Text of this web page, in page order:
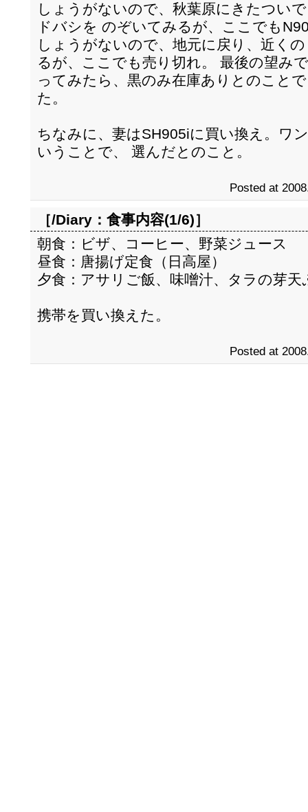
しょうがないので、秋葉原にきたつい
ドバシを のぞいてみるが、ここでも
しょうがないので、地元に戻り、近く
るが、ここでも売り切れ。 最後の望み
ってみたら、黒のみ在庫ありとのこと
た。
ちなみに、妻はSH905iに買い換え。ワ
いうことで、 選んだとのこと。
Posted at
［/Diary： 食事内容(1/6)］
朝食：ビザ、コーヒー、野菜ジュース
昼食：唐揚げ定食（日高屋）
夕食：アサリご飯、味噌汁、タラの芽天
携帯を買い換えた。
Posted at